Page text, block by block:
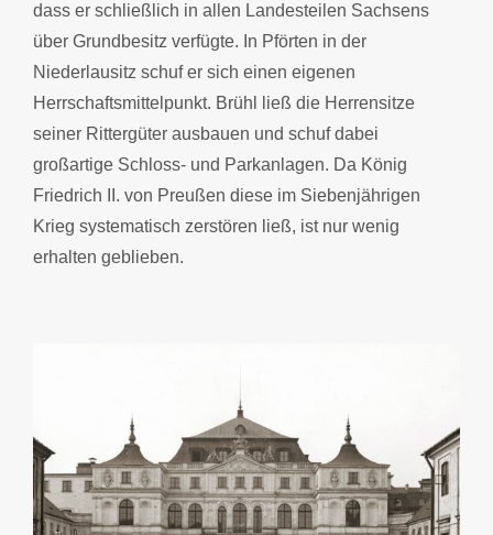
dass er schließlich in allen Landesteilen Sachsens
über Grundbesitz verfügte. In Pförten in der
Niederlausitz schuf er sich einen eigenen
Herrschaftsmittelpunkt. Brühl ließ die Herrensitze
seiner Rittergüter ausbauen und schuf dabei
großartige Schloss- und Parkanlagen. Da König
Friedrich II. von Preußen diese im Siebenjährigen
Krieg systematisch zerstören ließ, ist nur wenig
erhalten geblieben.